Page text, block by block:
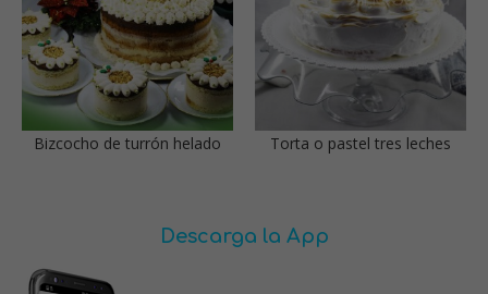
Bizcocho de turrón helado Torta o pastel tres leches
Descarga la App